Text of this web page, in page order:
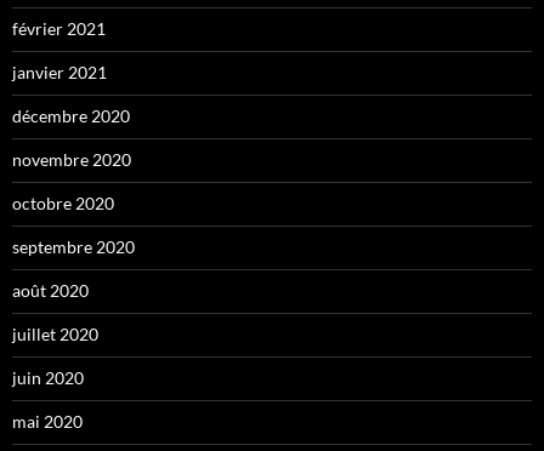
février 2021
janvier 2021
décembre 2020
novembre 2020
octobre 2020
septembre 2020
août 2020
juillet 2020
juin 2020
mai 2020